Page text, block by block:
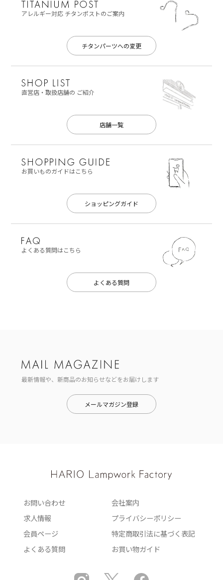
アレルギー対応チタンポストのご案内
チタンパーツへの変更
直営店・取扱店舗の ご紹介
店舗一覧
お買いものガイドはこちら
ショッピングガイド
よくある質問はこちら
よくある質問
最新情報や、新商品のお知らせなどをお届けします
メールマガジン登録
お問い合わせ
会社案内
求人情報
プライバシーポリシー
会員ページ
特定商取引法に基づく表記
よくある質問
お買い物ガイド